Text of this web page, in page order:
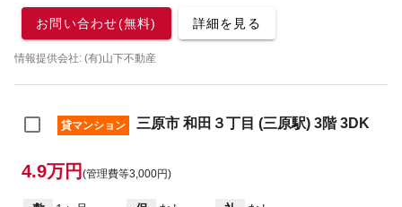
お問い合わせ(無料) 詳細を見る
情報提供会社: (有)山下不動産
貸マンション 三原市 和田３丁目 (三原駅) 3階 3DK
4.9万円 (管理費等3,000円)